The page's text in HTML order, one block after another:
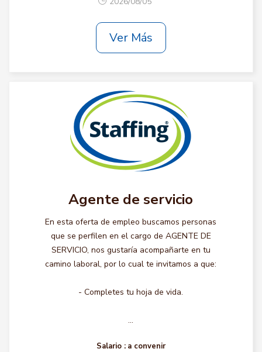
Ver Más
Agente de servicio
En esta oferta de empleo buscamos personas
que se perfilen en el cargo de AGENTE DE
SERVICIO, nos gustaría acompañarte en tu
camino laboral, por lo cual te invitamos a que:
- Completes tu hoja de vida.
...
Salario : a convenir